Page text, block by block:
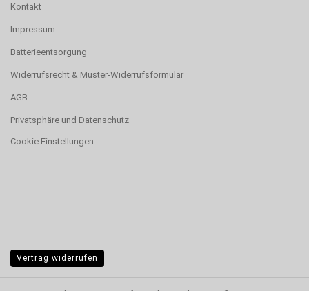
Kontakt
Impressum
Batterieentsorgung
Widerrufsrecht & Muster-Widerrufsformular
AGB
Privatsphäre und Datenschutz
Cookie Einstellungen
Vertrag widerrufen